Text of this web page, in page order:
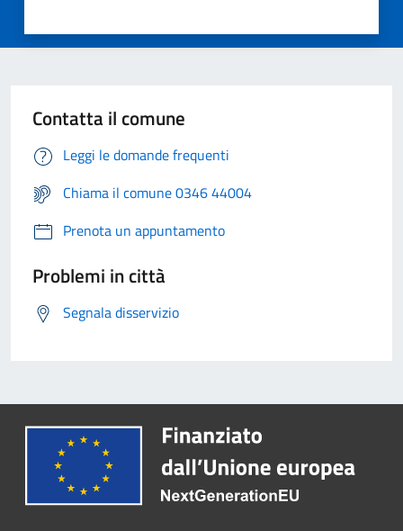
Contatta il comune
Leggi le domande frequenti
Chiama il comune 0346 44004
Prenota un appuntamento
Problemi in città
Segnala disservizio